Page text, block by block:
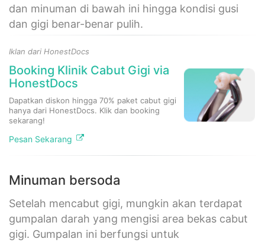
dan minuman di bawah ini hingga kondisi gusi
dan gigi benar-benar pulih.
Iklan dari HonestDocs
Booking Klinik Cabut Gigi via
HonestDocs
Dapatkan diskon hingga 70% paket cabut gigi
hanya dari HonestDocs. Klik dan booking
sekarang!
Pesan Sekarang
Minuman bersoda
Setelah mencabut gigi, mungkin akan terdapat
gumpalan darah yang mengisi area bekas cabut
gigi. Gumpalan ini berfungsi untuk